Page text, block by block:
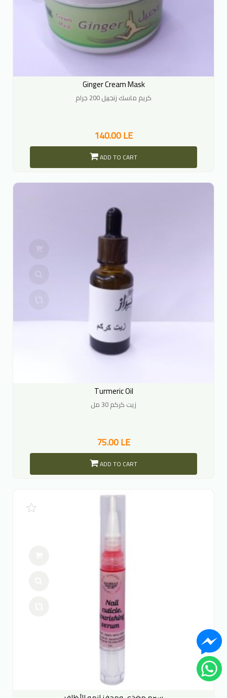
Ginger Cream Mask
كريم ماسك زنجبيل 200 جرام
140.00 LE
ADD TO CART
Turmeric Oil
زيت كركم 30 مل
75.00 LE
ADD TO CART